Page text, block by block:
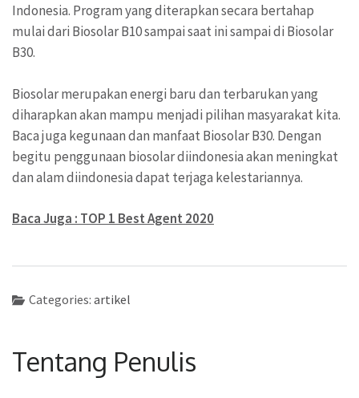
Indonesia. Program yang diterapkan secara bertahap
mulai dari Biosolar B10 sampai saat ini sampai di Biosolar
B30.
Biosolar merupakan energi baru dan terbarukan yang
diharapkan akan mampu menjadi pilihan masyarakat kita.
Baca juga kegunaan dan manfaat Biosolar B30. Dengan
begitu penggunaan biosolar diindonesia akan meningkat
dan alam diindonesia dapat terjaga kelestariannya.
Baca Juga : TOP 1 Best Agent 2020
Categories: artikel
Tentang Penulis